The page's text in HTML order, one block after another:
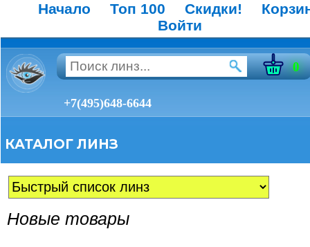
Начало Топ 100 Скидки!
Войти
0
+7(495)648-6644
КАТАЛОГ ЛИНЗ
Новые товары